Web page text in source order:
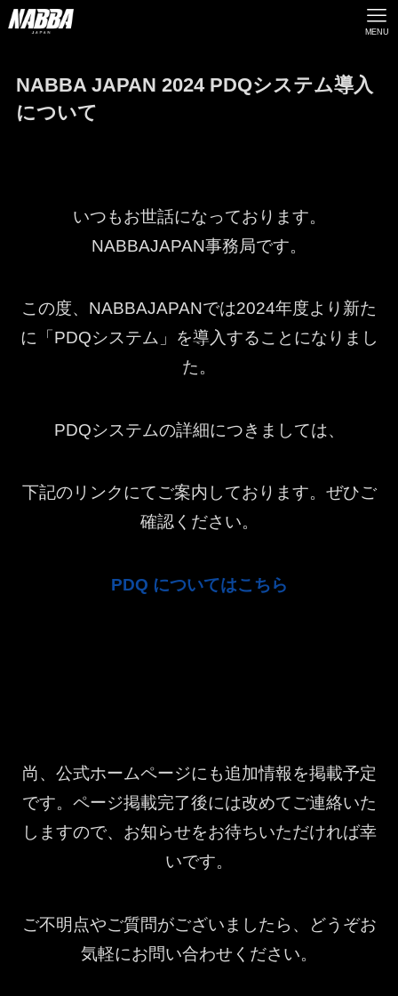
MENU
NABBA JAPAN 2024 PDQシステム導入
について
いつもお世話になっております。
NABBAJAPAN事務局です。
この度、NABBAJAPANでは2024年度より新た
に「PDQシステム」を導入することになりまし
た。
PDQシステムの詳細につきましては、
下記のリンクにてご案内しております。ぜひご
確認ください。
PDQ についてはこちら
尚、公式ホームページにも追加情報を掲載予定
です。ページ掲載完了後には改めてご連絡いた
しますので、お知らせをお待ちいただければ幸
いです。
ご不明点やご質問がございましたら、どうぞお
気軽にお問い合わせください。